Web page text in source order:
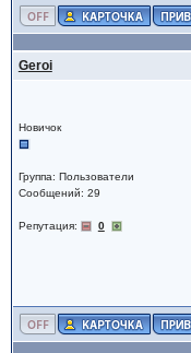
Geroi
Новичок
Группа: Пользователи
Сообщений: 29
Репутация: 0